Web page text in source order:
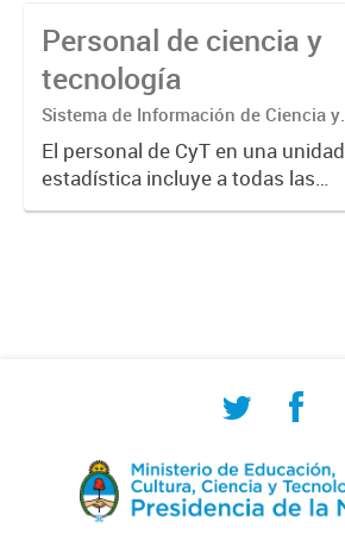
Personal de ciencia y
tecnología
Sistema de Información de Ciencia y
Tecnología Argentino (SICYTAR)
El personal de CyT en una unidad
estadística incluye a todas las
personas involucradas